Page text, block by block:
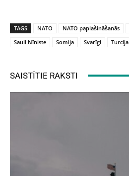
TAGS NATO NATO paplašināšanās
Sauli Nīniste
Somija Svarīgi Turcija
SAISTĪTIE RAKSTI